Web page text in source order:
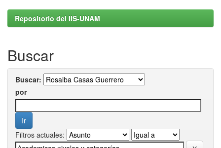
Repositorio del IIS-UNAM
Buscar
Buscar:
por
Filtros actuales: